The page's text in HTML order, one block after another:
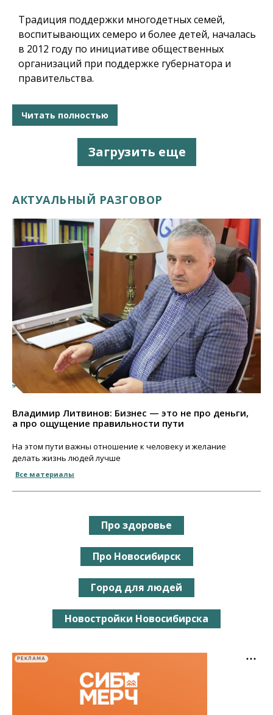
Традиция поддержки многодетных семей,
воспитывающих семеро и более детей, началась
в 2012 году по инициативе общественных
организаций при поддержке губернатора и
правительства.
Читать полностью
Загрузить еще
АКТУАЛЬНЫЙ РАЗГОВОР
Владимир Литвинов: Бизнес — это не про деньги,
а про ощущение правильности пути
На этом пути важны отношение к человеку и желание
делать жизнь людей лучше
Все материалы
Про здоровье
Про Новосибирск
Город для людей
Новостройки Новосибирска
РЕКЛАМА